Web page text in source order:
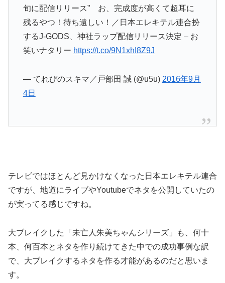
旬に配信リリース” お、完成度が高くて超耳に
残るやつ！待ち遠しい！／日本エレキテル連合扮
するJ-GODS、神社ラップ配信リリース決定 – お
笑いナタリー https://t.co/9N1xhI8Z9J
— てれびのスキマ／戸部田 誠 (@u5u) 2016年9月
4日
テレビではほとんど見かけなくなった日本エレキテル連合
ですが、地道にライブやYoutubeでネタを公開していたの
が実ってる感じですね。
大ブレイクした「未亡人朱美ちゃんシリーズ」も、何十
本、何百本とネタを作り続けてきた中での成功事例な訳
で、大ブレイクするネタを作る才能があるのだと思いま
す。